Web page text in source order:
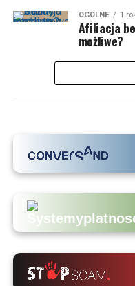
OGÓLNE 1
Afiliacja
możliwe?